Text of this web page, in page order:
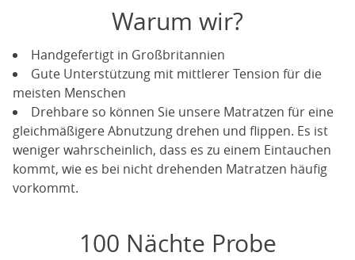
Warum wir?
Handgefertigt in Großbritannien
Gute Unterstützung mit mittlerer Tension für die
meisten Menschen
Drehbare so können Sie unsere Matratzen für eine
gleichmäßigere Abnutzung drehen und flippen. Es ist
weniger wahrscheinlich, dass es zu einem Eintauchen
kommt, wie es bei nicht drehenden Matratzen häufig
vorkommt.
100 Nächte Probe